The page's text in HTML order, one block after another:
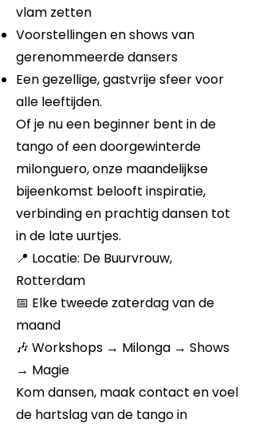
vlam zetten
Voorstellingen en shows van
gerenommeerde dansers
Een gezellige, gastvrije sfeer voor
alle leeftijden.
Of je nu een beginner bent in de
tango of een doorgewinterde
milonguero, onze maandelijkse
bijeenkomst belooft inspiratie,
verbinding en prachtig dansen tot
in de late uurtjes.
📍 Locatie: De Buurvrouw,
Rotterdam
📅 Elke tweede zaterdag van de
maand
🎶 Workshops → Milonga → Shows
→ Magie
Kom dansen, maak contact en voel
de hartslag van de tango in